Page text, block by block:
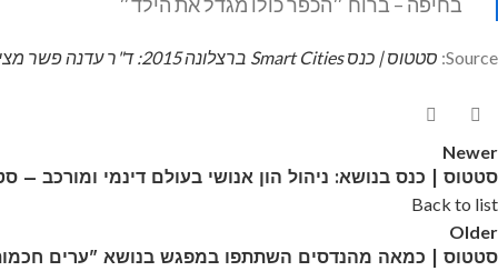
בחיפה – ברוח ״הכפר כולו מגדל את הילד״
Source: סטטוס | כנס Smart Cities ברצלונה 2015: ד"ר עדנה פשר מציגה את תוכנית מל"ל מלידה לבגרות של עיריית חיפה
Newer
סטטוס | כנס בנושא: ניהול הון אנושי בעולם דינמי ומורכב –
Back to list
Older
סטטוס | כמאה מהנדסים השתתפו במפגש בנושא "ערים